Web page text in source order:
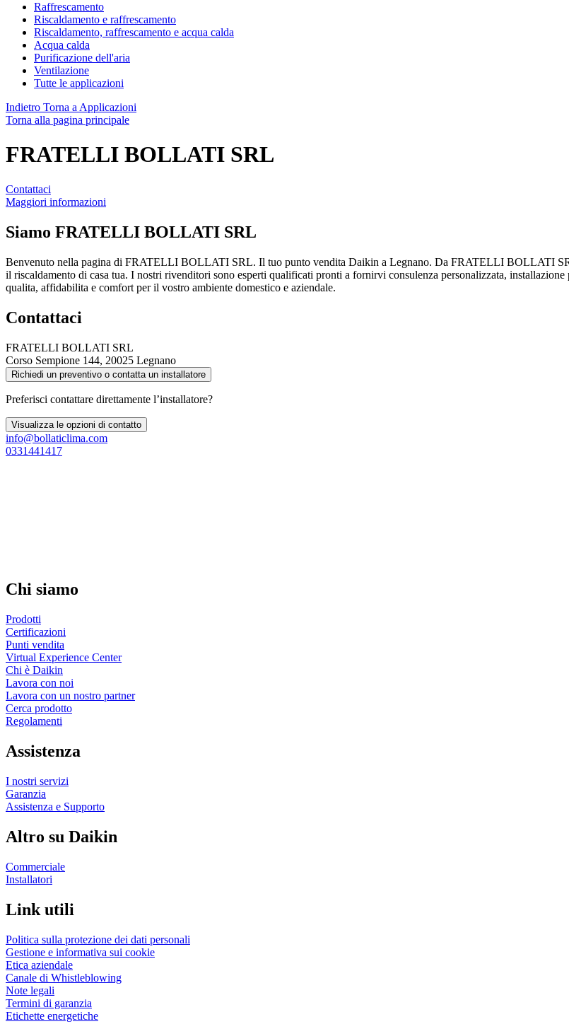
Raffrescamento
Riscaldamento e raffrescamento
Riscaldamento, raffrescamento e acqua calda
Acqua calda
Purificazione dell'aria
Ventilazione
Tutte le applicazioni
Indietro Torna a Applicazioni
Torna alla pagina principale
FRATELLI BOLLATI SRL
Contattaci
Maggiori informazioni
Siamo FRATELLI BOLLATI SRL
Benvenuto nella pagina di FRATELLI BOLLATI SRL. Il tuo punto vendita Daikin a Legnano. Da FRATELLI BOLLATI
il riscaldamento di casa tua. I nostri rivenditori sono esperti qualificati pronti a fornirvi consulenza personalizzata,
qualita, affidabilita e comfort per il vostro ambiente domestico e aziendale.
Contattaci
FRATELLI BOLLATI SRL
Corso Sempione 144, 20025 Legnano
Richiedi un preventivo o contatta un installatore
Preferisci contattare direttamente l’installatore?
Visualizza le opzioni di contatto
info@bollaticlima.com
0331441417
Chi siamo
Prodotti
Certificazioni
Punti vendita
Virtual Experience Center
Chi è Daikin
Lavora con noi
Lavora con un nostro partner
Cerca prodotto
Regolamenti
Assistenza
I nostri servizi
Garanzia
Assistenza e Supporto
Altro su Daikin
Commerciale
Installatori
Link utili
Politica sulla protezione dei dati personali
Gestione e informativa sui cookie
Etica aziendale
Canale di Whistleblowing
Note legali
Termini di garanzia
Etichette energetiche